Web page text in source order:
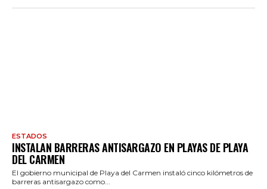
ESTADOS
INSTALAN BARRERAS ANTISARGAZO EN PLAYAS DE PLAYA
DEL CARMEN
El gobierno municipal de Playa del Carmen instaló cinco kilómetros de
barreras antisargazo como...